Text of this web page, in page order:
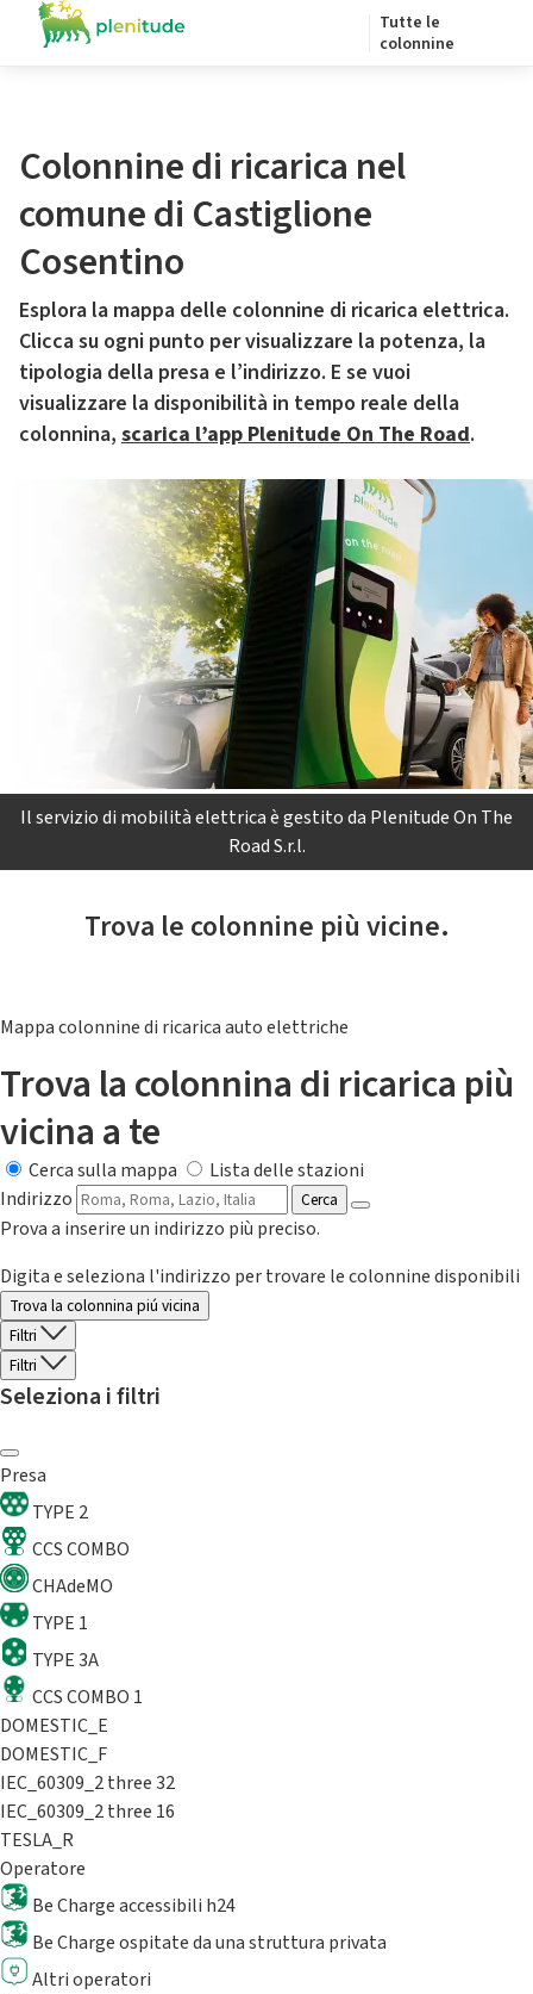
Tutte le
colonnine
Colonnine di ricarica nel
comune di Castiglione
Cosentino
Esplora la mappa delle colonnine di ricarica elettrica.
Clicca su ogni punto per visualizzare la potenza, la
tipologia della presa e l’indirizzo. E se vuoi
visualizzare la disponibilità in tempo reale della
colonnina, scarica l’app Plenitude On The Road.
Il servizio di mobilità elettrica è gestito da Plenitude On The
Road S.r.l.
Trova le colonnine più vicine.
Mappa colonnine di ricarica auto elettriche
Trova la colonnina di ricarica più
vicina a te
Cerca sulla mappa
Lista delle stazioni
Indirizzo
Cerca
Prova a inserire un indirizzo più preciso.
Digita e seleziona l'indirizzo per trovare le colonnine disponibili
Trova la colonnina piú vicina
Filtri
Filtri
Seleziona i filtri
Presa
TYPE 2
CCS COMBO
CHAdeMO
TYPE 1
TYPE 3A
CCS COMBO 1
DOMESTIC_E
DOMESTIC_F
IEC_60309_2 three 32
IEC_60309_2 three 16
TESLA_R
Operatore
Be Charge accessibili h24
Be Charge ospitate da una struttura privata
Altri operatori